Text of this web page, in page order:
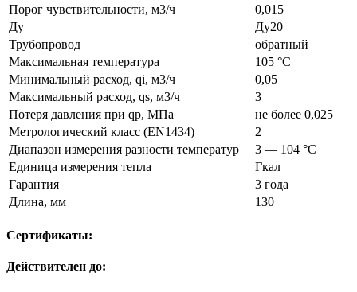
Порог чувствительности, м3/ч
0,015
Ду
Ду20
Трубопровод
обратный
Максимальная температура
105 °C
Минимальный расход, qi, м3/ч
0,05
Максимальный расход, qs, м3/ч
3
Потеря давления при qp, МПа
не более 0,025
Метрологический класс (EN1434)
2
Диапазон измерения разности температур
3 — 104 °C
Единица измерения тепла
Гкал
Гарантия
3 года
Длина, мм
130
Сертификаты:
Действителен до: